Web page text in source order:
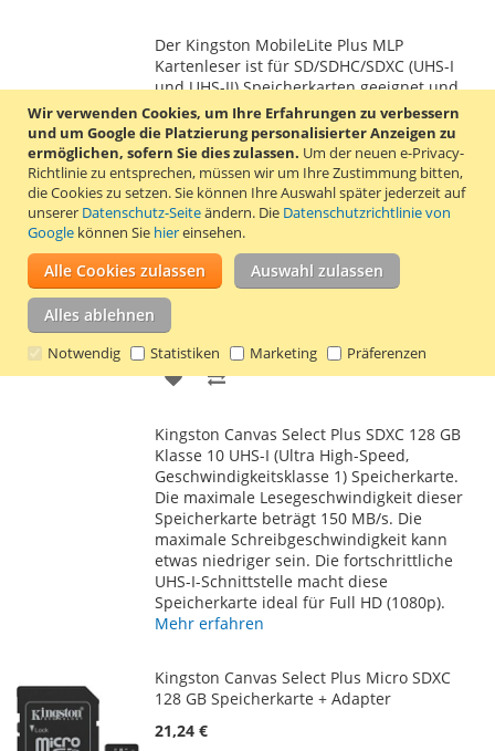
Wir verwenden Cookies, um Ihre Erfahrungen zu verbessern
und um Google die Platzierung personalisierter Anzeigen zu
ermöglichen, sofern Sie dies zulassen. Um der neuen e-Privacy-
Richtlinie zu entsprechen, müssen wir um Ihre Zustimmung bitten,
die Cookies zu setzen.Sie können Ihre Auswahl später jederzeit auf
unserer Datenschutz-Seiteändern. Die Datenschutzrichtlinie von
Google können Sie hiereinsehen.
Alle Cookies zulassen Auswahl zulassen
Alles ablehnen
Notwendig Statistiken Marketing Präferenzen
HINZUFÜGEN
HINZUFÜGEN
Der Kingston MobileLite Plus MLP
Kartenleser ist für SD/SDHC/SDXC (UHS-I
und UHS-II) Speicherkarten geeignet und
verfügt über einen USB 3.2 Gen 1 Typ A
Anschluss. Der Kartenleser ist auch für
USB 3.1, 3.0 und 2.0 geeignet.Mehr
erfahren
Kingston Canvas Select Plus SDXC 128 GB
32,95 €
Inkl. 19% MwSt.
ZUR
HINZUFÜGEN
ZUR
HINZUFÜGEN
Kingston Canvas Select Plus SDXC 128 GB
Klasse 10 UHS-I (Ultra High-Speed,
Geschwindigkeitsklasse 1) Speicherkarte.
Die maximale Lesegeschwindigkeit dieser
Speicherkarte beträgt 150 MB/s. Die
maximale Schreibgeschwindigkeit kann
etwas niedriger sein. Die fortschrittliche
UHS-I-Schnittstelle macht diese
Speicherkarte ideal für Full HD (1080p).
Mehr erfahren
Kingston Canvas Select Plus Micro SDXC
128 GB Speicherkarte + Adapter
21,24 €